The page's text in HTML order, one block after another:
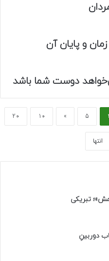
و پایان آن
5
»
10
20
انتها
تبریکی
دوربینِ